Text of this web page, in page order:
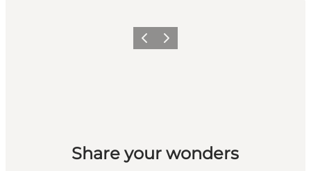
Forrige billede
Næste billede
Share your wonders